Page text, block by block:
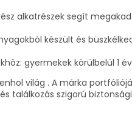
alkatrészek segít
készült és
gyermekek körülbelül 1
világ . A márka
találkozás szigorú